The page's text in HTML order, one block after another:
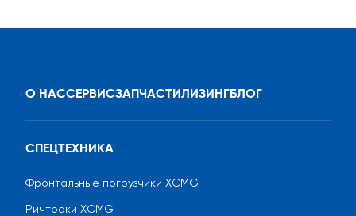
О НАССЕРВИСЗАПЧАСТИЛИЗИНГБЛОГ
СПЕЦТЕХНИКА
Фронтальные погрузчики XCMG
Ричтраки XCMG